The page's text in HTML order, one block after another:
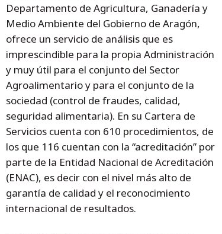
Departamento de Agricultura, Ganadería y
Medio Ambiente del Gobierno de Aragón,
ofrece un servicio de análisis que es
imprescindible para la propia Administración
y muy útil para el conjunto del Sector
Agroalimentario y para el conjunto de la
sociedad (control de fraudes, calidad,
seguridad alimentaria). En su Cartera de
Servicios cuenta con 610 procedimientos, de
los que 116 cuentan con la “acreditación” por
parte de la Entidad Nacional de Acreditación
(ENAC), es decir con el nivel más alto de
garantía de calidad y el reconocimiento
internacional de resultados.